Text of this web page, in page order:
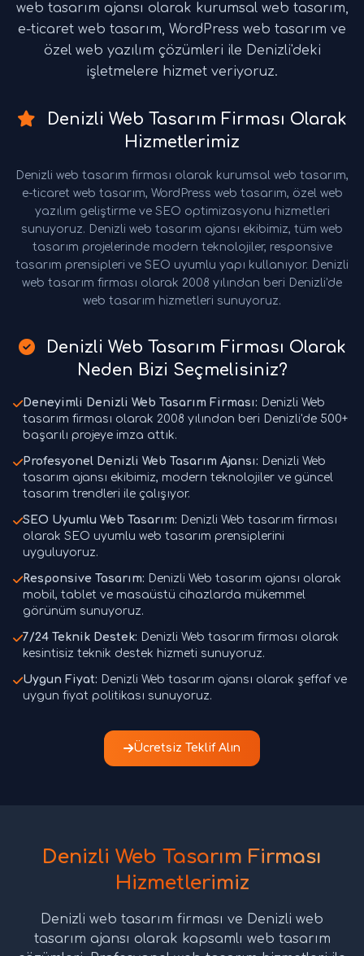
web tasarım ajansı olarak kurumsal web tasarım,
e-ticaret web tasarım, WordPress web tasarım ve
özel web yazılım çözümleri ile Denizli'deki
işletmelere hizmet veriyoruz.
Denizli Web Tasarım Firması Olarak
Hizmetlerimiz
Denizli web tasarım firması olarak kurumsal web tasarım,
e-ticaret web tasarım, WordPress web tasarım, özel web
yazılım geliştirme ve SEO optimizasyonu hizmetleri
sunuyoruz. Denizli web tasarım ajansı ekibimiz, tüm web
tasarım projelerinde modern teknolojiler, responsive
tasarım prensipleri ve SEO uyumlu yapı kullanıyor. Denizli
web tasarım firması olarak 2008 yılından beri Denizli'de
web tasarım hizmetleri sunuyoruz.
Denizli Web Tasarım Firması Olarak
Neden Bizi Seçmelisiniz?
Deneyimli Denizli Web Tasarım Firması: Denizli Web
tasarım firması olarak 2008 yılından beri Denizli'de 500+
başarılı projeye imza attık.
Profesyonel Denizli Web Tasarım Ajansı: Denizli Web
tasarım ajansı ekibimiz, modern teknolojiler ve güncel
tasarım trendleri ile çalışıyor.
SEO Uyumlu Web Tasarım: Denizli Web tasarım firması
olarak SEO uyumlu web tasarım prensiplerini
uyguluyoruz.
Responsive Tasarım: Denizli Web tasarım ajansı olarak
mobil, tablet ve masaüstü cihazlarda mükemmel
görünüm sunuyoruz.
7/24 Teknik Destek: Denizli Web tasarım firması olarak
kesintisiz teknik destek hizmeti sunuyoruz.
Uygun Fiyat: Denizli Web tasarım ajansı olarak şeffaf ve
uygun fiyat politikası sunuyoruz.
Ücretsiz Teklif Alın
Denizli Web Tasarım Firması
Hizmetlerimiz
Denizli web tasarım firması ve Denizli web
tasarım ajansı olarak kapsamlı web tasarım